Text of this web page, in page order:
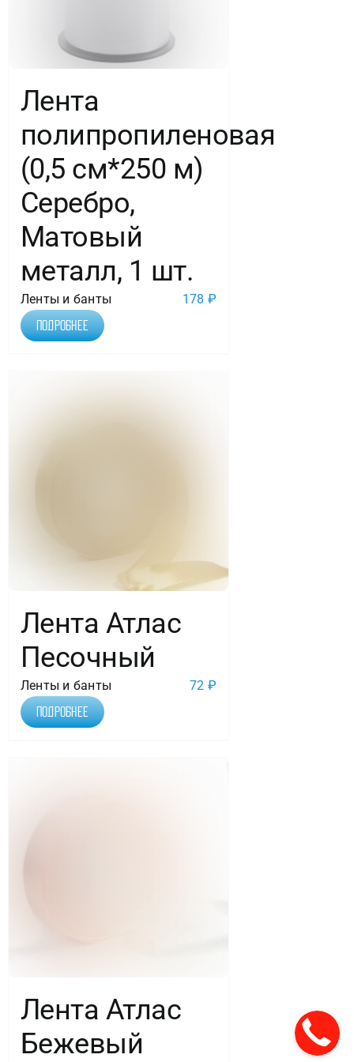
Лента
полипропиленовая
(0,5 см*250 м)
Серебро,
Матовый
металл, 1 шт.
Ленты и банты 178 ₽
Подробнее
Лента Атлас
Песочный
Ленты и банты 72 ₽
Подробнее
Лента Атлас
Бежевый